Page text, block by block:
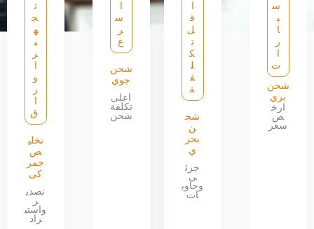
س
ي
ا
ر
ت
شحن
بري
ارخ
ص
سعر
ق
ل
ت
ك
ل
ف
ة
شح
ن
بحر
ي
جزئ
ى
وحاوي
ات
س
ر
ع
شحن
جوي
اعلى
تكلفة
شحن
ت
ج
ه
ي
ز
و
ر
ق
تخلي
ص
جمر
كى
تصدي
ر
واستي
راد